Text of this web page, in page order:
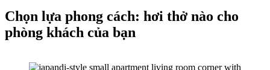
Chọn lựa phong cách: hơi thở nào cho
phòng khách của bạn